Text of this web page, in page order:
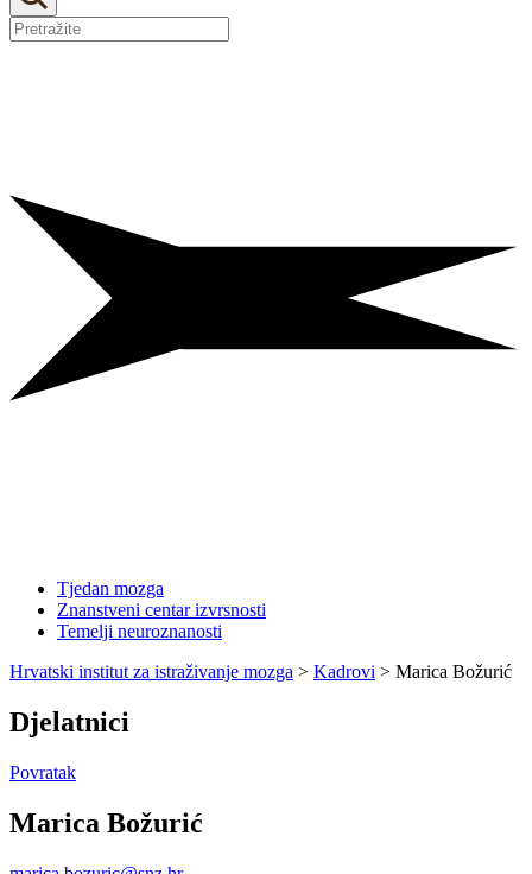
Tjedan mozga
Znanstveni centar izvrsnosti
Temelji neuroznanosti
Hrvatski institut za istraživanje mozga > Kadrovi > Marica Božurić
Djelatnici
Povratak
Marica Božurić